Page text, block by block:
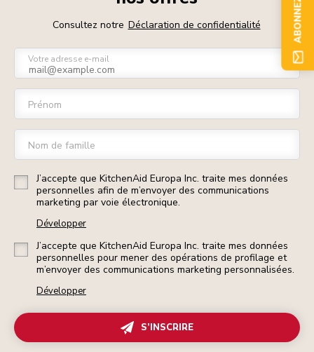
Consultez notre Déclaration de confidentialité
Votre adresse e-mail
Prénom
Nom de famille
J’accepte que KitchenAid Europa Inc. traite mes données
personnelles afin de m’envoyer des communications
marketing par voie électronique.
Développer
J’accepte que KitchenAid Europa Inc. traite mes données
personnelles pour mener des opérations de profilage et
m’envoyer des communications marketing personnalisées.
Développer
S’INSCRIRE